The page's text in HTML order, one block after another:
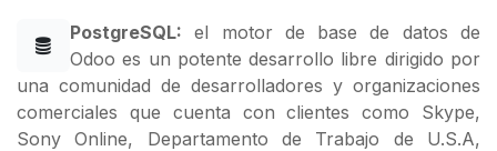
PostgreSQL: el motor de base de datos de
Odoo es un potente desarrollo libre dirigido por
una comunidad de desarrolladores y organizaciones
comerciales que cuenta con clientes como Skype,
Sony Online, Departamento de Trabajo de U.S.A,